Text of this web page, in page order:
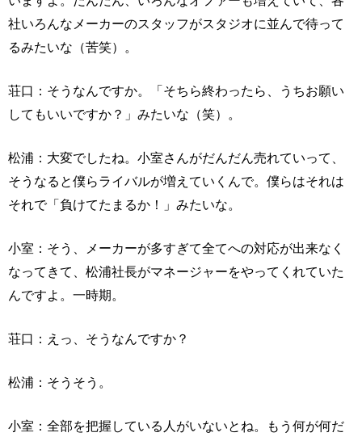
社いろんなメーカーのスタッフがスタジオに並んで待って
るみたいな（苦笑）。
荘口：そうなんですか。「そちら終わったら、うちお願い
してもいいですか？」みたいな（笑）。
松浦：大変でしたね。小室さんがだんだん売れていって、
そうなると僕らライバルが増えていくんで。僕らはそれは
それで「負けてたまるか！」みたいな。
小室：そう、メーカーが多すぎて全てへの対応が出来なく
なってきて、松浦社長がマネージャーをやってくれていた
んですよ。一時期。
荘口：えっ、そうなんですか？
松浦：そうそう。
小室：全部を把握している人がいないとね。もう何が何だ